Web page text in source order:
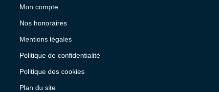
Mon compte
Nos honoraires
Mentions légales
Politique de confidentialité
Politique des cookies
Plan du site